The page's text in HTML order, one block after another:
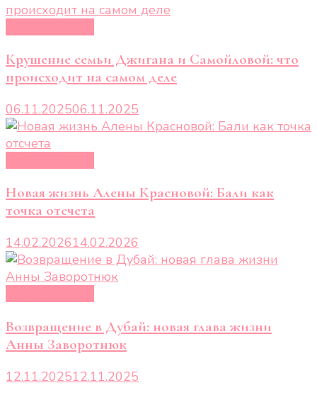
Крушение семьи Джигана и Самойловой: что
происходит на самом деле
06.11.202506.11.2025
Новая жизнь Алены Красновой: Бали как
точка отсчета
14.02.202614.02.2026
Возвращение в Дубай: новая глава жизни
Анны Заворотнюк
12.11.202512.11.2025